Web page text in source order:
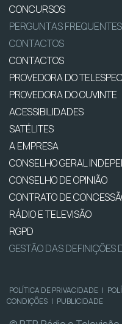
CONCURSOS
PERGUNTAS FREQUENTES
CONTACTOS
CONTACTOS
PROVEDORA DO
PROVEDORA DO OUVINTE
ACESSIBILIDADES
SATÉLITES
A EMPRESA
CONSELHO GERAL
CONSELHO DE OPINIÃO
CONTRATO DE
RÁDIO E TELEVISÃO
RGPD
GESTÃO DAS DEFINIÇÕES
POLÍTICA DE PRIVACIDADE |
CONDIÇÕES | PUBLICIDADE